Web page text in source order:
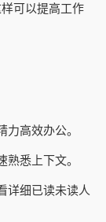
可以提高工作
高效办公。
悉上下文。
详细已读未读人